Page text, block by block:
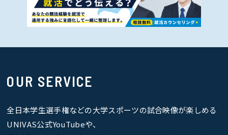
OUR SERVICE
全日本学生選手権などの大学スポーツの試合映像が楽しめる
UNIVAS公式YouTubeや、